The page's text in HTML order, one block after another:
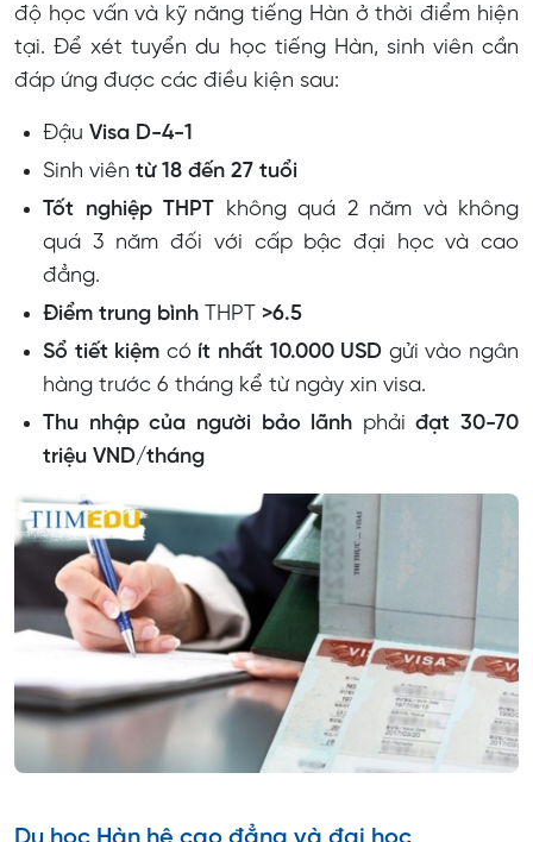
độ học vấn và kỹ năng tiếng Hàn ở thời điểm hiện
tại. Để xét tuyển du học tiếng Hàn, sinh viên cần
đáp ứng được các điều kiện sau:
Đậu Visa D-4-1
Sinh viên từ 18 đến 27 tuổi
Tốt nghiệp THPT không quá 2 năm và không
quá 3 năm đối với cấp bậc đại học và cao
đẳng.
Điểm trung bình THPT >6.5
Sổ tiết kiệm có ít nhất 10.000 USD gửi vào ngân
hàng trước 6 tháng kể từ ngày xin visa.
Thu nhập của người bảo lãnh phảiđạt 30-70
triệu VND/tháng